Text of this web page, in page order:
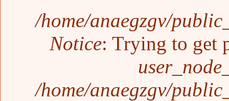
/home/anaegzgv/
Notice: Trying to get
/home/anaegzgv/